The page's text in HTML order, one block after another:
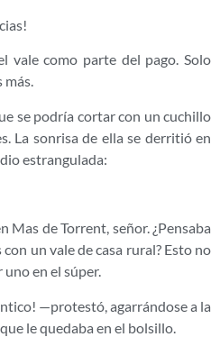
vale como parte del pago. Solo
más.
se podría cortar con un cuchillo
La sonrisa de ella se derritió en
estrangulada:
Mas de Torrent, señor. ¿Pensaba
un vale de casa rural? Esto no
en el súper.
—protestó, agarrándose a la
le quedaba en el bolsillo.